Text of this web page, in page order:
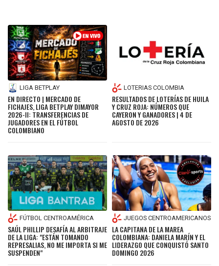
LIGA BETPLAY
EN DIRECTO | MERCADO DE
FICHAJES, LIGA BETPLAY DIMAYOR
2026-II: TRANSFERENCIAS DE
JUGADORES EN EL FÚTBOL
COLOMBIANO
LOTERIAS COLOMBIA
RESULTADOS DE LOTERÍAS DE HUILA
Y CRUZ ROJA: NÚMEROS QUE
CAYERON Y GANADORES | 4 DE
AGOSTO DE 2026
FÚTBOL CENTROAMÉRICA
SAÚL PHILLIP DESAFÍA AL ARBITRAJE
DE LA LIGA: "ESTÁN TOMANDO
REPRESALIAS, NO ME IMPORTA SI ME
SUSPENDEN"
JUEGOS CENTROAMERICANOS
LA CAPITANA DE LA MAREA
COLOMBIANA: DANIELA MARÍN Y EL
LIDERAZGO QUE CONQUISTÓ SANTO
DOMINGO 2026